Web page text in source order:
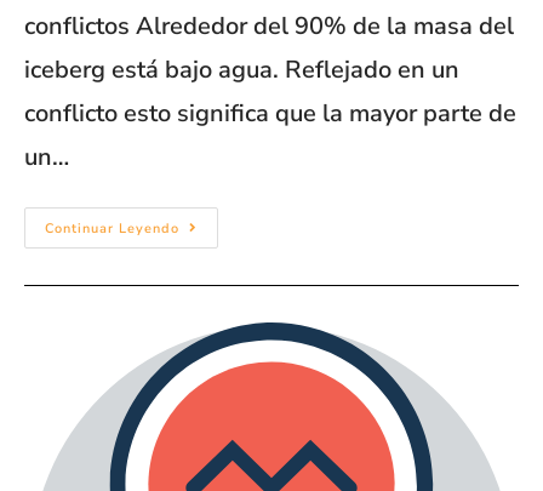
conflictos Alrededor del 90% de la masa del
iceberg está bajo agua. Reflejado en un
conflicto esto significa que la mayor parte de
un…
Continuar Leyendo